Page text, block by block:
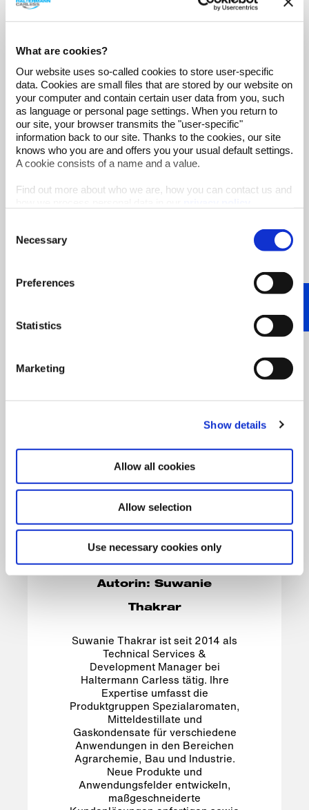
What are cookies?
Our website uses so-called cookies to store user-specific
data. Cookies are small files that are stored by our website on
your computer and contain certain user data from you, such
as language or personal page settings. When you return to
our site, your browser transmits the "user-specific"
information back to our site. Thanks to the cookies, our site
knows who you are and offers you your usual default settings.
A cookie consists of a name and a value.
Find out more about who we are, how you can contact us and
Selection
Necessary
Preferences
Statistics
Marketing
Show details
Allow all cookies
Allow selection
Use necessary cookies only
mit Ihren Lieferanten
Nachhaltigkeitist mittlerweile ein nicht mehr
wegzudenkender Teil derUnternehmensstrategie
in der Agrarchemie-Branche. Betrachtet wird dabei
die gesamteWertschöpfungskette– insbesondere
dasLieferantenmanagement. Analysen und
Bewertungen für einnachhaltiges
Beschaffungsmanagementsollten heute
EcoVadis Ratingstellt die Einhaltung von
Nachhaltigkeitszielen bei Ihren Lieferanten sicher
Ihres Agrarchemie-Unternehmens zu erfüllen.
Mehr zum Nachhaltigkeits-Engagement bei
Haltermann Carless und seinem Gold-Status beim
Autorin: Suwanie
Thakrar
Suwanie Thakrar ist seit 2014 als
Technical Services &
Development Manager bei
Haltermann Carless tätig. Ihre
Expertise umfasst die
Produktgruppen Spezialaromaten,
Mitteldestillate und
Gaskondensate für verschiedene
Anwendungen in den Bereichen
Agrarchemie, Bau und Industrie.
Neue Produkte und
Anwendungsfelder entwickeln,
maßgeschneiderte